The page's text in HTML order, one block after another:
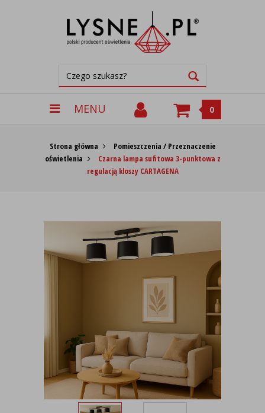
MENU 0
Strona główna
Pomieszczenia / Przeznaczenie
oświetlenia
Czarna lampa sufitowa 3-punktowa z
regulacją kloszy CARTAGENA